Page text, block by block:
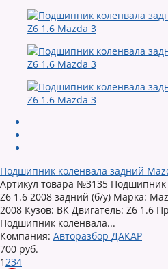
Подшипник коленвала задний
Артикул товара №3135 Подшипник
Z6 1.6 2008 задний (б/у) Марка:
2008 Кузов: BK Двигатель: Z6 1.6
Подшипник коленвала...
Компания: Авторазбор ДАКАР
700 руб.
1 234